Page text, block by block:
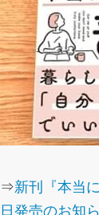
⇒新刊『本当
日発売のお知